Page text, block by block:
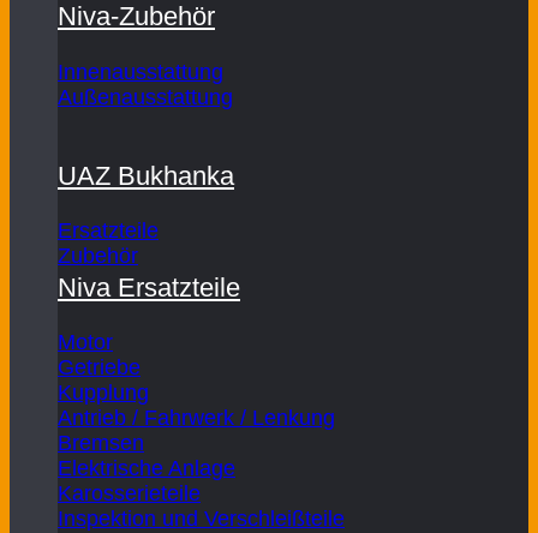
Niva-Zubehör
Innenausstattung
Außenausstattung
UAZ Bukhanka
Ersatzteile
Zubehör
Niva Ersatzteile
Motor
Getriebe
Kupplung
Antrieb / Fahrwerk / Lenkung
Bremsen
Elektrische Anlage
Karosserieteile
Inspektion und Verschleißteile